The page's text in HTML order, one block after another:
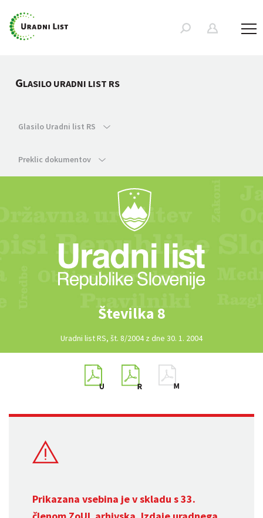
GLASILO URADNI LIST RS
Glasilo Uradni list RS
Preklic dokumentov
Številka 8
Uradni list RS, št. 8/2004 z dne 30. 1. 2004
Prikazana vsebina je v skladu s 33.